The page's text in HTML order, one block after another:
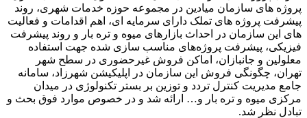
پروژه های سازمان میادین در مجموعه حوزه خدمات شهری، روند
پیشرفت پروژه های تملک دارای سرمایه ای، اهم اقدامات و فعالیت
های این سازمان در احداث بازارهای میوه و تره بار و روند پیشرفت
فیزیکی، پیشرفت پروژه‌های مناسب سازی شده جهت استفاده
معلولین و جانبازان، اماکن فروش غیرحضوری در سطح شهر
تهران، چگونگی فروش این سازمان در اپلیکیشن شهرزاد، سامانه
جامع مدیریت کنترل تردد و توزین بر بستر تکنولوژی در میدان
مرکزی میوه و تره بار و… ارائه شد و در خصوص موارد فوق بحث و
تبادل نظر شد.